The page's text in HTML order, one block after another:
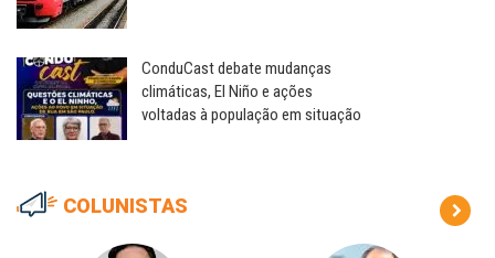
ConduCast debate mudanças
climáticas, El Niño e ações
voltadas à população em situação
COLUNISTAS